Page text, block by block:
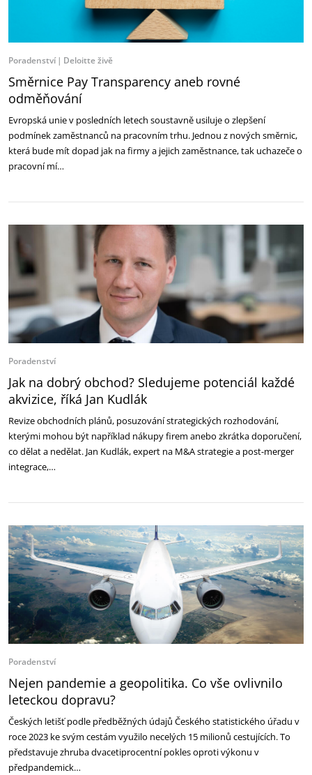
Poradenství Deloitte živě
Směrnice Pay Transparency aneb rovné
odměňování
Evropská unie v posledních letech soustavně usiluje o zlepšení
podmínek zaměstnanců na pracovním trhu. Jednou z nových směrnic,
která bude mít dopad jak na firmy a jejich zaměstnance, tak uchazeče o
pracovní mí…
Poradenství
Jak na dobrý obchod? Sledujeme potenciál každé
akvizice, říká Jan Kudlák
Revize obchodních plánů, posuzování strategických rozhodování,
kterými mohou být například nákupy firem anebo zkrátka doporučení,
co dělat a nedělat. Jan Kudlák, expert na M&A strategie a post-merger
integrace,…
Poradenství
Nejen pandemie a geopolitika. Co vše ovlivnilo
leteckou dopravu?
Českých letišť podle předběžných údajů Českého statistického úřadu v
roce 2023 ke svým cestám využilo necelých 15 milionů cestujících. To
představuje zhruba dvacetiprocentní pokles oproti výkonu v
předpandemick…